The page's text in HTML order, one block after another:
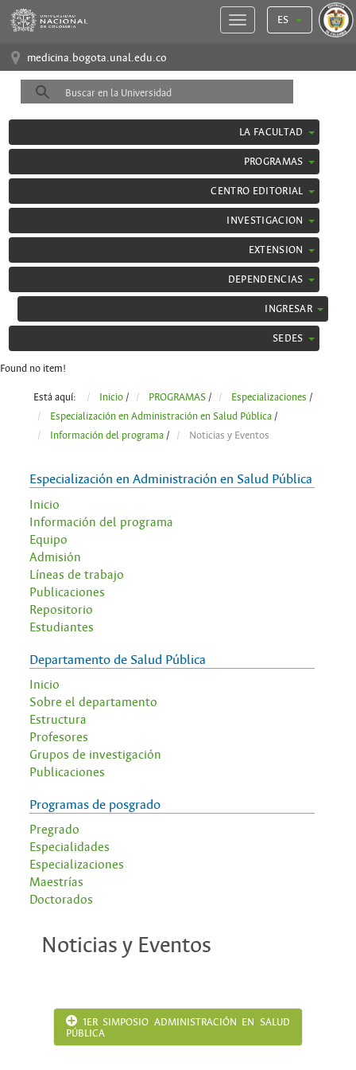
ES
medicina.bogota.unal.edu.co
LA FACULTAD
PROGRAMAS
CENTRO EDITORIAL
INVESTIGACION
EXTENSION
DEPENDENCIAS
INGRESAR
SEDES
Found no item!
Está aquí: Inicio/ PROGRAMAS/ Especializaciones /
Especialización en Administración en Salud Pública/
Información del programa/ Noticias y Eventos
Especialización en Administración en Salud Pública
Inicio
Información del programa
Equipo
Admisión
Líneas de trabajo
Publicaciones
Repositorio
Estudiantes
Departamento de Salud Pública
Inicio
Sobre el departamento
Estructura
Profesores
Grupos de investigación
Publicaciones
Programas de posgrado
Pregrado
Especialidades
Especializaciones
Maestrías
Doctorados
Noticias y Eventos
1ER SIMPOSIO ADMINISTRACIÓN EN SALUD
PÚBLICA